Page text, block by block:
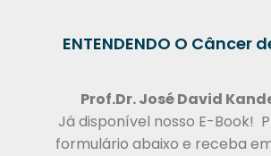
ENTENDENDO O Câncer
Prof.Dr.José David
Já disponível nosso E-Book!
formulário abaixo e receba